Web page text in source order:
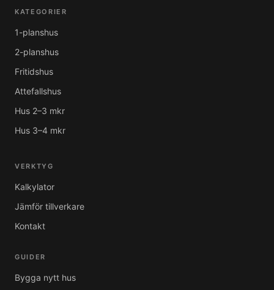
KATEGORIER
1-planshus
2-planshus
Fritidshus
Attefallshus
Hus 2–3 mkr
Hus 3–4 mkr
VERKTYG
Kalkylator
Jämför tillverkare
Kontakt
GUIDER
Bygga nytt hus